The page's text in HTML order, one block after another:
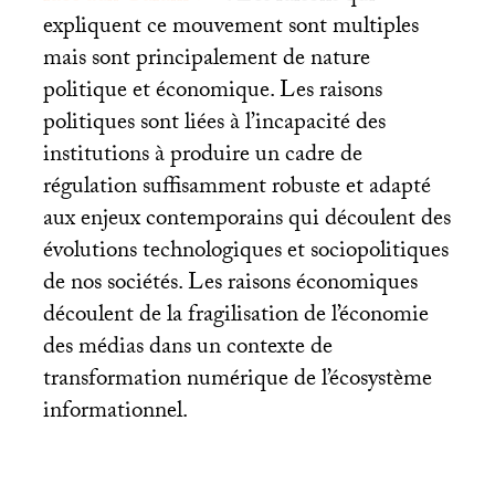
expliquent ce mouvement sont multiples
mais sont principalement de nature
politique et économique. Les raisons
politiques sont liées à l’incapacité des
institutions à produire un cadre de
régulation suffisamment robuste et adapté
aux enjeux contemporains qui découlent des
évolutions technologiques et sociopolitiques
de nos sociétés. Les raisons économiques
découlent de la fragilisation de l’économie
des médias dans un contexte de
transformation numérique de l’écosystème
informationnel.